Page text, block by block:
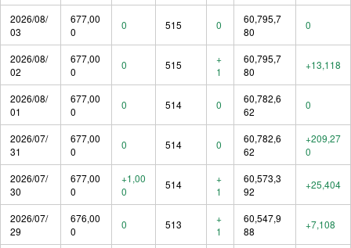
2026/08/
03
677,00
0
0 515 0
60,795,7
80
0
2026/08/
02
677,00
0
0 515
+
1
60,795,7
80
+13,118
2026/08/
01
677,00
0
0 514 0
60,782,6
62
0
2026/07/
31
677,00
0
0 514 0
60,782,6
62
+209,27
0
2026/07/
30
677,00
0
+1,00
0
514
+
1
60,573,3
92
+25,404
2026/07/
29
676,00
0
0 513
+
1
60,547,9
88
+7,108